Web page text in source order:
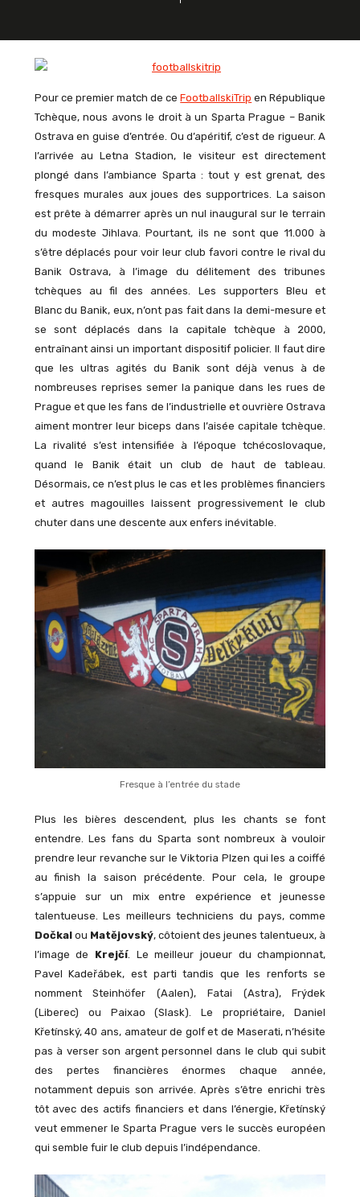
Pour ce premier match de ceFootballskiTrip en République
Tchèque, nous avons le droit à un Sparta Prague – Banik
Ostrava en guise d’entrée. Ou d’apéritif, c’est de rigueur. A
l’arrivée au Letna Stadion, le visiteur est directement
plongé dans l’ambiance Sparta : tout y est grenat, des
fresques murales aux joues des supportrices. La saison
est prête à démarrer après un nul inaugural sur le terrain
du modeste Jihlava. Pourtant, ils ne sont que 11.000 à
s’être déplacés pour voir leur club favori contre le rival du
Banik Ostrava, à l’image du délitement des tribunes
tchèques au fil des années. Les supporters Bleu et
Blanc du Banik, eux, n’ont pas fait dans la demi-mesure et
se sont déplacés dans la capitale tchèque à 2000,
entraînant ainsi un important dispositif policier. Il faut dire
que les ultras agités du Banik sont déjà venus à de
nombreuses reprises semer la panique dans les rues de
Prague et que les fans de l’industrielle et ouvrière Ostrava
aiment montrer leur biceps dans l’aisée capitale tchèque.
La rivalité s’est intensifiée à l’époque tchécoslovaque,
quand le Banik était un club de haut de tableau.
Désormais, ce n’est plus le cas et les problèmes financiers
et autres magouilles laissent progressivement le club
chuter dans une descente aux enfers inévitable.
Fresque à l’entrée du stade
Plus les bières descendent, plus les chants se font
entendre. Les fans du Sparta sont nombreux à vouloir
prendre leur revanche sur le Viktoria Plzen qui les a coiffé
au finish la saison précédente. Pour cela, le groupe
s’appuie sur un mix entre expérience et jeunesse
talentueuse. Les meilleurs techniciens du pays, comme
Dočkalou Matějovský, côtoient des jeunes talentueux, à
l’image de Krejčí. Le meilleur joueur du championnat,
Pavel Kadeřábek, est parti tandis que les renforts se
nomment Steinhöfer (Aalen), Fatai (Astra), Frýdek
(Liberec) ou Paixao (Slask). Le propriétaire, Daniel
Křetínský, 40 ans, amateur de golf et de Maserati, n’hésite
pas à verser son argent personnel dans le club qui subit
des pertes financières énormes chaque année,
notamment depuis son arrivée. Après s’être enrichi très
tôt avec des actifs financiers et dans l’énergie, Křetínský
veut emmener le Sparta Prague vers le succès européen
qui semble fuir le club depuis l’indépendance.